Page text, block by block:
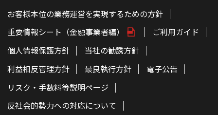
お客様本位の業務運営を実現するための方針
重要情報シート（金融事業者編）
ご利用ガイド
個人情報保護方針
当社の勧誘方針
利益相反管理方針
最良執行方針
電子公告
リスク・手数料等説明ページ
反社会的勢力への対応について